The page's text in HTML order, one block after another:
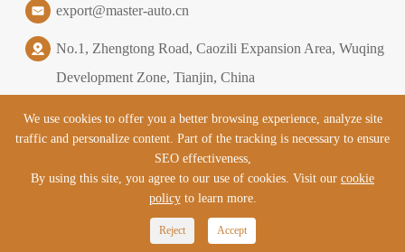
export@master-auto.cn
No.1, Zhengtong Road, Caozili Expansion Area, Wuqing
Development Zone, Tianjin, China
Tianjin Master Logistics Equipment Co., Ltd.
TY_ALL_RESERVED
TY_SIREMAP TY_SIREMAP1
We use cookies to offer you a better browsing experience, analyze site
traffic and personalize content. Part of the tracking is necessary to ensure
SEO effectiveness,
By using this site, you agree to our use of cookies. Visit our cookie
policyto learn more.
Reject Accept